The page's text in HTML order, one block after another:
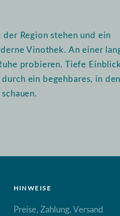
Region stehen und ein
Vinothek. An einer
probieren. Tiefe
ein begehbares, in den
HINWEISE
Preise, Zahlung, Versand